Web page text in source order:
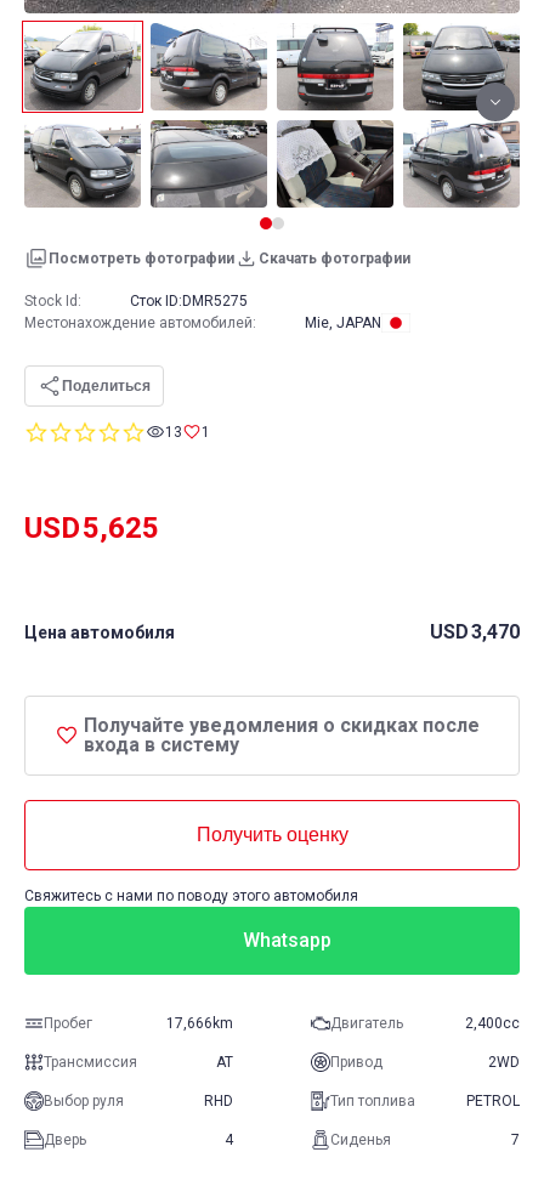
Посмотреть фотографии Скачать фотографии
0.013 1
USD5,625
Цена автомобиля USD3,470
Получайте уведомления о скидках после
входа в систему
Получить оценку
Свяжитесь с нами по поводу этого автомобиля
Whatsapp
Пробег 17,666km Двигатель 2,400cc
Трансмиссия AT Привод 2WD
Выбор руля RHD Тип топлива PETROL
Дверь 4 Сиденья 7
Stock Id: Сток ID: DMR5275
Местонахождение автомобилей: Mie, JAPAN
Поделиться